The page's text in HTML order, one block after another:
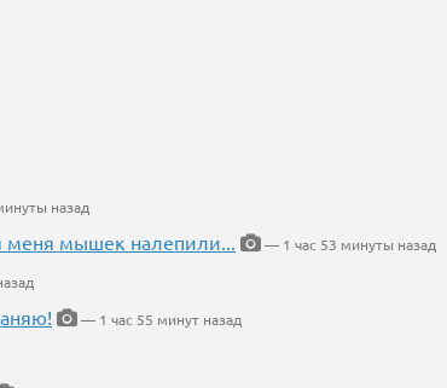
назад
меня мышек налепили...
— 1 час 53 минуты назад
— 1 час 55 минут назад